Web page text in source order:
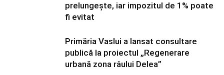
prelungește, iar impozitul de 1% poate
fi evitat
Primăria Vaslui a lansat consultare
publică la proiectul „Regenerare
urbană zona râului Delea”